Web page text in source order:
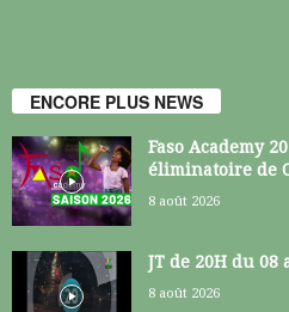
ENCORE PLUS NEWS
Faso Academy
éliminatoire de
8 août 2026
JT de 20H du 08
8 août 2026